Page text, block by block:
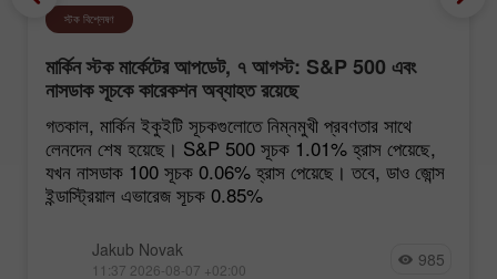
স্টক বিশ্লেষণ
মার্কিন স্টক মার্কেটের আপডেট, ৭ আগস্ট: S&P 500 এবং
নাসডাক সূচকে কারেকশন অব্যাহত রয়েছে
গতকাল, মার্কিন ইকুইটি সূচকগুলোতে নিম্নমুখী প্রবণতার সাথে
লেনদেন শেষ হয়েছে। S&P 500 সূচক 1.01% হ্রাস পেয়েছে,
যখন নাসডাক 100 সূচক 0.06% হ্রাস পেয়েছে। তবে, ডাও জোন্স
ইন্ডাস্ট্রিয়াল এভারেজ সূচক 0.85%
Jakub Novak
11:37 2026-08-07 +02:00 985